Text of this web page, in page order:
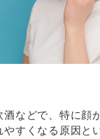
酒などで、特に顔
すくなる原因と